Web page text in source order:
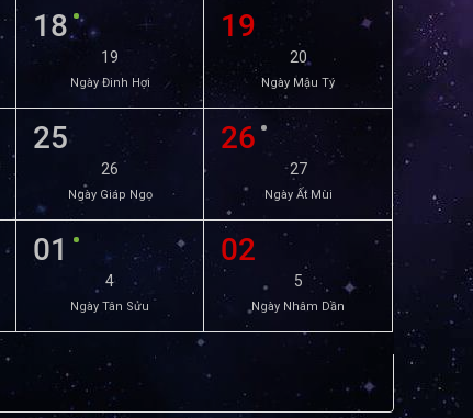
18
19
Ngày Đinh Hợi
19
20
Ngày Mậu Tý
25
26
Ngày Giáp Ngọ
26
27
Ngày Ất Mùi
01
4
Ngày Tân Sửu
02
5
Ngày Nhâm Dần